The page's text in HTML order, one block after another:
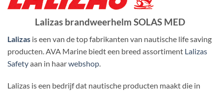
Lalizas brandweerhelm SOLAS MED
Lalizas is een van de top fabrikanten van nautische life saving
producten. AVA Marine biedt een breed assortiment Lalizas
Safetyaan in haarwebshop
Lalizas is een bedrijf dat nautische producten maakt die in